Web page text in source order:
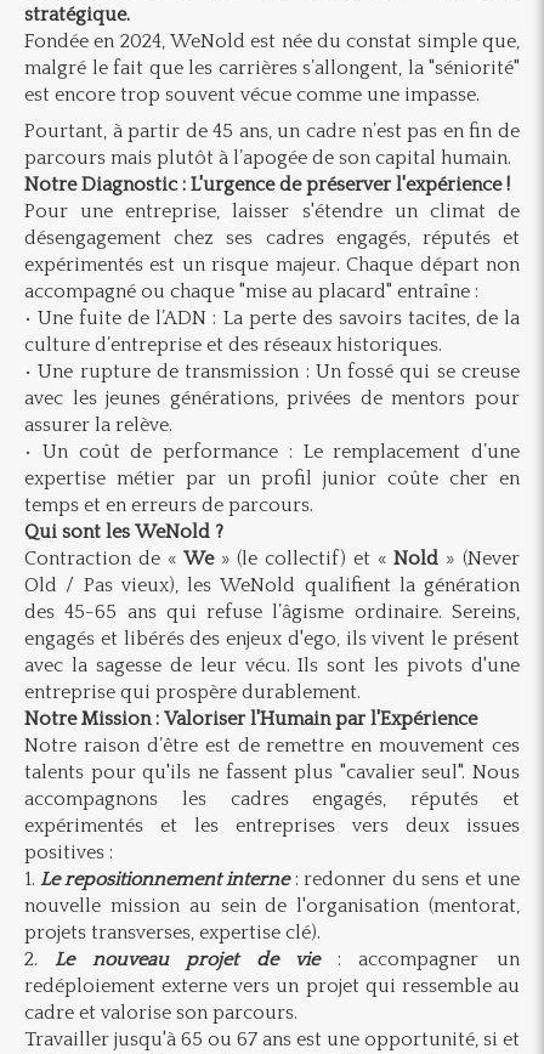
stratégique.
Fondée en 2024, WeNold est née du constat simple que,
malgré le fait que les carrières s’allongent, la "séniorité"
est encore trop souvent vécue comme une impasse.
Pourtant, à partir de 45 ans, un cadre n’est pas en fin de
parcours mais plutôt à l’apogée de son capital humain.
Notre Diagnostic : L'urgence de préserver l'expérience !
Pour une entreprise, laisser s'étendre un climat de
désengagement chez ses cadres engagés, réputés et
expérimentés est un risque majeur. Chaque départ non
accompagné ou chaque "mise au placard" entraîne :
• Une fuite de l’ADN : La perte des savoirs tacites, de la
culture d’entreprise et des réseaux historiques.
• Une rupture de transmission : Un fossé qui se creuse
avec les jeunes générations, privées de mentors pour
assurer la relève.
• Un coût de performance : Le remplacement d’une
expertise métier par un profil junior coûte cher en
temps et en erreurs de parcours.
Qui sont les WeNold ?
Contraction de « We» (le collectif) et « Nold » (Never
Old / Pas vieux), les WeNold qualifient la génération
des 45-65 ans qui refuse l’âgisme ordinaire. Sereins,
engagés et libérés des enjeux d'ego, ils vivent le présent
avec la sagesse de leur vécu. Ils sont les pivots d'une
entreprise qui prospère durablement.
Notre Mission : Valoriser l'Humain par l'Expérience
Notre raison d’être est de remettre en mouvement ces
talents pour qu'ils ne fassent plus "cavalier seul". Nous
accompagnons les cadres engagés, réputés et
expérimentés et les entreprises vers deux issues
positives :
1. Le repositionnement interne: redonner du sens et une
nouvelle mission au sein de l'organisation (mentorat,
projets transverses, expertise clé).
2. Le nouveau projet de vie: accompagner un
redéploiement externe vers un projet qui ressemble au
cadre et valorise son parcours.
Travailler jusqu'à 65 ou 67 ans est une opportunité, si et